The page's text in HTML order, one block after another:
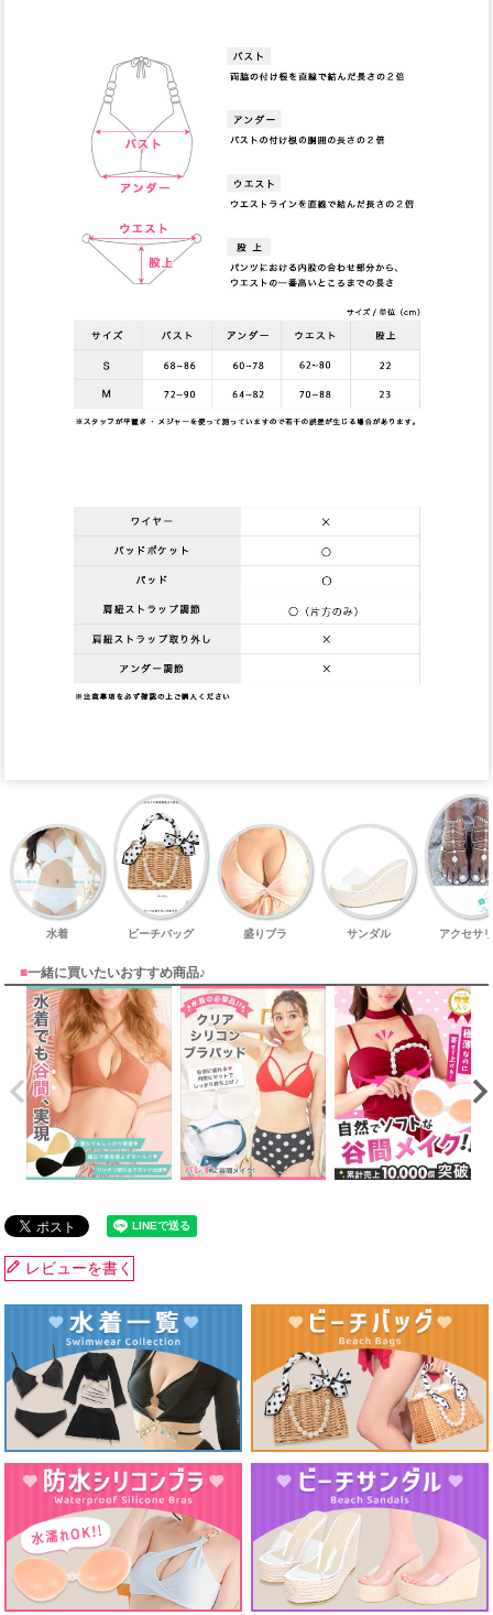
水着 ビーチバッグ 盛りブラ サンダル アクセサ
■一緒に買いたいおすすめ商品♪
レビューを書く